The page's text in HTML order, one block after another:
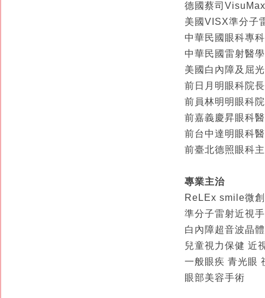
德國蔡司
美國VISX準分子
中華民國眼科專
中華民國雷射醫
美國白內障及屈
前日月明眼科院長
前員林明明眼科
前嘉義慶昇眼科
前台中達明眼科
前臺北德照眼科
專業主治
ReLEx smile微
準分子雷射近視
白內障超音波晶
兒童視力保健 近
一般眼疾 青光眼
眼部美容手術